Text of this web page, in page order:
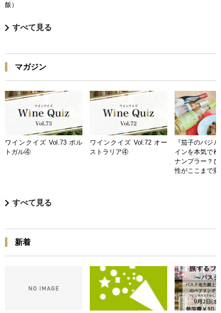
飯）
すべて見る
マガジン
ワインクイズ Vol.73 ポル
トガル④
ワインクイズ Vol.72 オー
ストラリア④
『茄子のバジ
インを本気で
ナンプラー？
性がここまで
すべて見る
新着